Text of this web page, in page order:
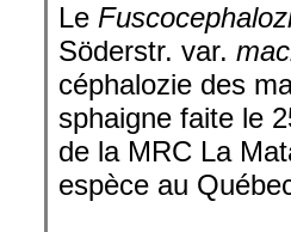
Le
Söderstr. var.
céphalozie des
sphaigne faite le
de la MRC La
espèce au